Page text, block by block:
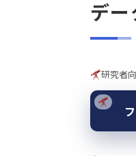
デ
研究者